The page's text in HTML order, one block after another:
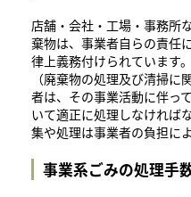
店舗・会社・工場・事務所
棄物は、事業者自らの責任
律上義務付けられています。
（廃棄物の処理及び清掃
者は、その事業活動に伴っ
いて適正に処理しなければ
集や処理は事業者の負担に
事業系ごみの処理手